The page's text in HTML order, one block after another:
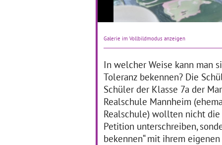
Galerie im Vollbildmodus anzeigen
In welcher Weise kann man
Toleranz bekennen? Die
Schüler der Klasse 7a der
Realschule Mannheim
Realschule) wollten nicht
Petition unterschreiben,
bekennen“ mit ihrem
01.03.2017–31.05.2017
Literatur nicht verstaubt und
müssen, erfuhren die
Schülerinnen und Schüler
der Waldschule in
Mannheim.… mehr
Grundschüler als